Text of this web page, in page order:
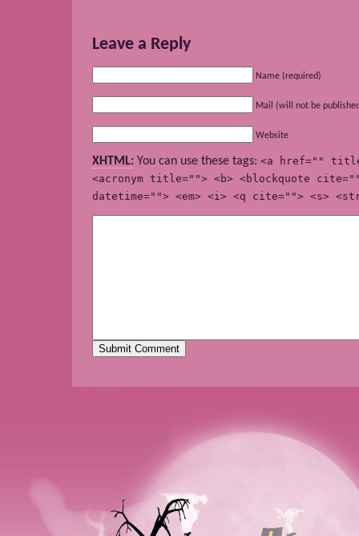
Leave a Reply
Name (required)
Mail (will not be
Website
XHTML: You can use these tags: <a href=""
<acronym title=""> <b> <blockquote
datetime=""> <em> <i> <q cite=""> <s>